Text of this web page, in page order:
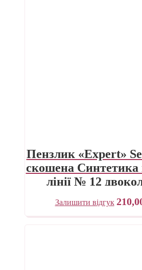
Пензлик «Expert»
скошена Синтетика
лінії № 12
Залишити відгук